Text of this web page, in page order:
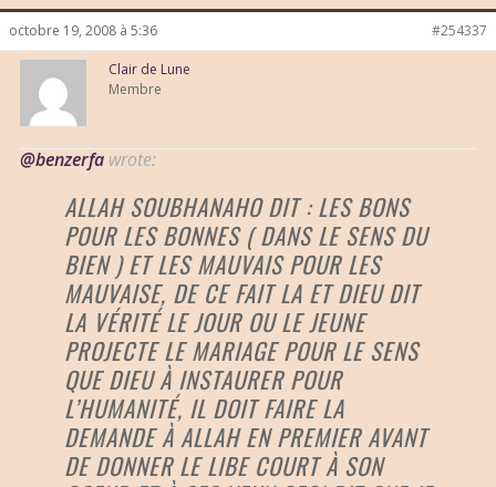
octobre 19, 2008 à 5:36 #254337
Clair de Lune
Membre
@benzerfa wrote:
ALLAH SOUBHANAHO DIT : LES BONS
POUR LES BONNES ( DANS LE SENS DU
BIEN ) ET LES MAUVAIS POUR LES
MAUVAISE, DE CE FAIT LA ET DIEU DIT
LA VÉRITÉ LE JOUR OU LE JEUNE
PROJECTE LE MARIAGE POUR LE SENS
QUE DIEU À INSTAURER POUR
L’HUMANITÉ, IL DOIT FAIRE LA
DEMANDE À ALLAH EN PREMIER AVANT
DE DONNER LE LIBE COURT À SON